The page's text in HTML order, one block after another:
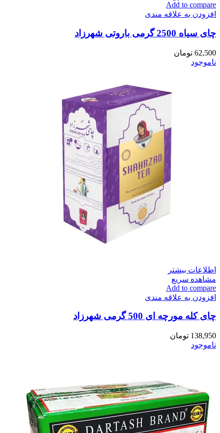
Add to compare
افزودن به علاقه مندی
چای سیاه 2500 گرمی باروتی شهرزاد
62,500 تومان
ناموجود
اطلاعات بیشتر
مشاهده سریع
Add to compare
افزودن به علاقه مندی
چای کله مورچه ای 500 گرمی شهرزاد
138,950 تومان
ناموجود